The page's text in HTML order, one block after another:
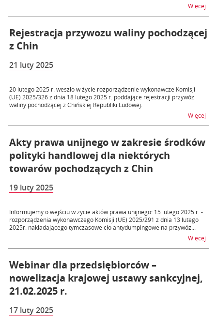
Więcej
Rejestracja przywozu waliny pochodzącej
z Chin
21 luty 2025
20 lutego 2025 r. weszło w życie rozporządzenie wykonawcze Komisji
(UE) 2025/326 z dnia 18 lutego 2025 r. poddające rejestracji przywóz
waliny pochodzącej z Chińskiej Republiki Ludowej.
Więcej
Akty prawa unijnego w zakresie środków
polityki handlowej dla niektórych
towarów pochodzących z Chin
19 luty 2025
Informujemy o wejściu w życie aktów prawa unijnego: 15 lutego 2025 r. -
rozporządzenia wykonawczego Komisji (UE) 2025/291 z dnia 13 lutego
2025r. nakładającego tymczasowe cło antydumpingowe na przywóz...
Więcej
Webinar dla przedsiębiorców –
nowelizacja krajowej ustawy sankcyjnej,
21.02.2025 r.
17 luty 2025